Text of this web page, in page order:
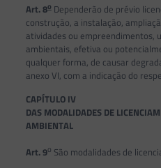
Art.8oDependerão de prévio
construção, a instalação,
atividades ou empreendimentos,
ambientais, efetiva ou
qualquer forma, de causar
anexo VI, com a indicação do
CAPÍTULO IV
DAS MODALIDADES DE
AMBIENTAL
Art.9o São modalidades de